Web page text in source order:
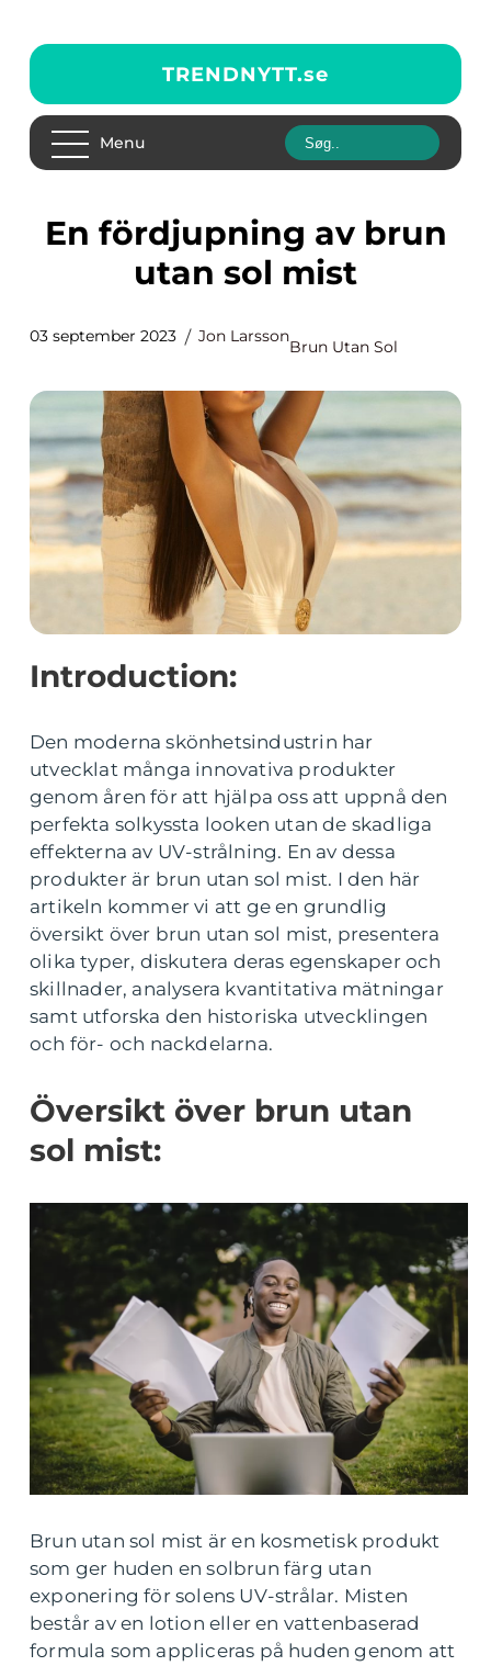
TRENDNYTT.se
Menu
En fördjupning av brun
utan sol mist
03 september 2023 Jon Larsson
Brun Utan Sol
Introduction:
Den moderna skönhetsindustrin har
utvecklat många innovativa produkter
genom åren för att hjälpa oss att uppnå den
perfekta solkyssta looken utan de skadliga
effekterna av UV-strålning. En av dessa
produkter är brun utan sol mist. I den här
artikeln kommer vi att ge en grundlig
översikt över brun utan sol mist, presentera
olika typer, diskutera deras egenskaper och
skillnader, analysera kvantitativa mätningar
samt utforska den historiska utvecklingen
och för- och nackdelarna.
Översikt över brun utan
sol mist:
Brun utan sol mist är en kosmetisk produkt
som ger huden en solbrun färg utan
exponering för solens UV-strålar. Misten
består av en lotion eller en vattenbaserad
formula som appliceras på huden genom att